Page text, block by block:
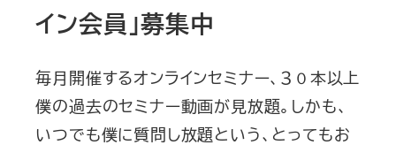
イン会員」募集中
毎月開催するオンラインセミナー、３０本以上
僕の過去のセミナー動画が見放題。しかも、
いつでも僕に質問し放題という、とってもお